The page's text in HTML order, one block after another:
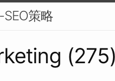
策略
(275)